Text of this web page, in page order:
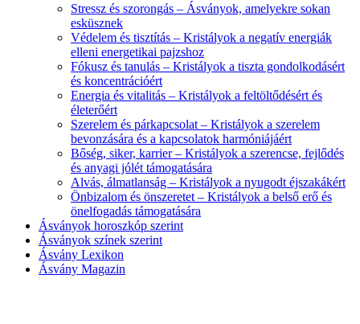
Stressz és szorongás – Ásványok, amelyekre sokan
esküsznek
Védelem és tisztítás – Kristályok a negatív energiák
elleni energetikai pajzshoz
Fókusz és tanulás – Kristályok a tiszta gondolkodásért
és koncentrációért
Energia és vitalitás – Kristályok a feltöltődésért és
életerőért
Szerelem és párkapcsolat – Kristályok a szerelem
bevonzására és a kapcsolatok harmóniájáért
Bőség, siker, karrier – Kristályok a szerencse, fejlődés
és anyagi jólét támogatására
Alvás, álmatlanság – Kristályok a nyugodt éjszakákért
Önbizalom és önszeretet – Kristályok a belső erő és
önelfogadás támogatására
Ásványok horoszkóp szerint
Ásványok színek szerint
Ásvány Lexikon
Ásvány Magazin